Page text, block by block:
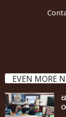
EVEN MORE